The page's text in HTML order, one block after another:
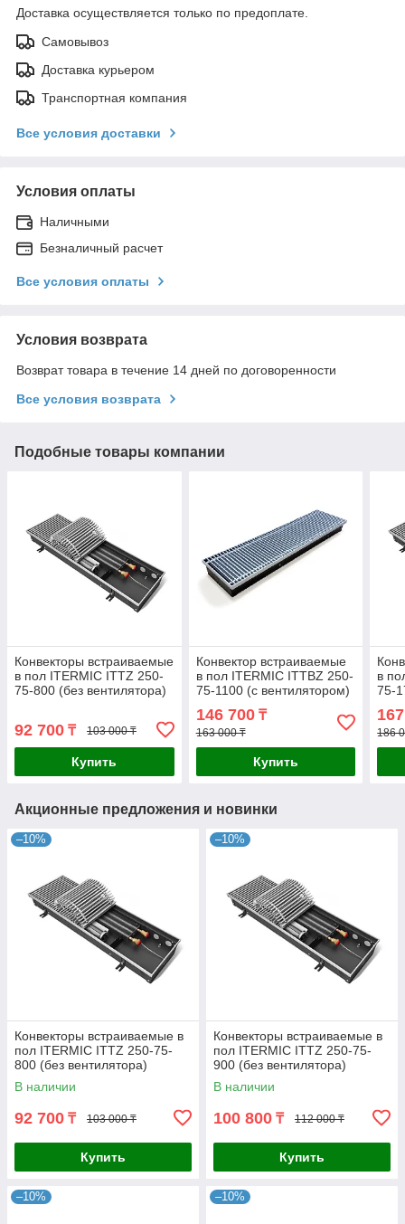
Доставка осуществляется только по предоплате.
Самовывоз
Доставка курьером
Транспортная компания
Все условия доставки
Условия оплаты
Наличными
Безналичный расчет
Все условия оплаты
Условия возврата
Возврат товара в течение 14 дней по договоренности
Все условия возврата
Подобные товары компании
Конвекторы встраиваемые
в пол ITERMIC ITTZ 250-
75-800 (без вентилятора)
92 700 ₸ 103 000 ₸
Купить
Конвектор встраиваемые
в пол ITERMIC ITTBZ 250-
75-1100 (с вентилятором)
146 700₸
163 000 ₸
Купить
в
75-
186
Акционные предложения и новинки
–10%
Конвекторы встраиваемые в
пол ITERMIC ITTZ 250-75-
800 (без вентилятора)
В наличии
92 700 ₸ 103 000 ₸
Купить
–10%
Конвекторы встраиваемые в
пол ITERMIC ITTZ 250-75-
900 (без вентилятора)
В наличии
100 800 ₸ 112 000 ₸
Купить
–10% –10%